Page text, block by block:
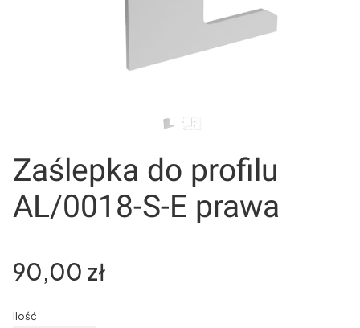
Zaślepka do profilu
AL/0018-S-E prawa
Cena
90,00 zł
Ilość